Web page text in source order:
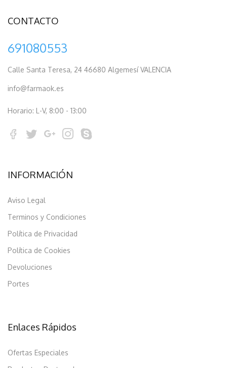
CONTACTO
691080553
Calle Santa Teresa, 24 46680 Algemesí VALENCIA
info@farmaok.es
Horario: L-V, 8:00 - 13:00
INFORMACIÓN
Aviso Legal
Terminos y Condiciones
Política de Privacidad
Política de Cookies
Devoluciones
Portes
Enlaces Rápidos
Ofertas Especiales